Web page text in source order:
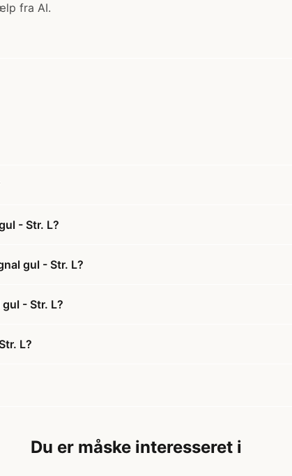
fra AI.
- Str. L?
gul - Str. L?
- Str. L?
L?
Du er måske interesseret i